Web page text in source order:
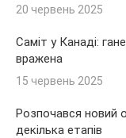
20 червень 2025
Саміт у Канаді:
вражена
15 червень 2025
Розпочався новий
декілька етапів